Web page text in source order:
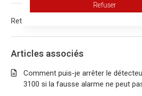
Retour en haut
Articles associés
Comment puis-je arrêter le
3100 si la fausse alarme ne peut
Refuser